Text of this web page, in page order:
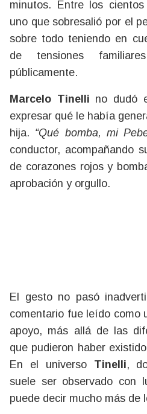
minutos. Entre los
uno que sobresalió por el
sobre todo teniendo en
de tensiones
públicamente.
Marcelo Tinelli no dudó
expresar qué le había
hija. “Qué bomba, mi
conductor, acompañando
de corazones rojos y
aprobación y orgullo.
El gesto no pasó
comentario fue leído como
apoyo, más allá de las
que pudieron haber
En el universo Tinelli,
suele ser observado con
puede decir mucho más de